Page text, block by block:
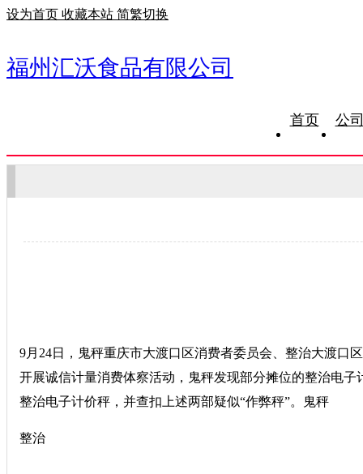
设为首页 收藏本站 简繁切换
福州汇沃食品有限公司
首页 公
9月24日，鬼秤重庆市大渡口区消费者委员会、整治大渡口
开展诚信计量消费体察活动，鬼秤发现部分摊位的整治电
整治电子计价秤，并查扣上述两部疑似“作弊秤”。鬼秤
整治